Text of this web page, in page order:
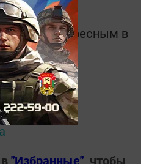
и интересным в
в
MАХ:
"Избранные", чтобы